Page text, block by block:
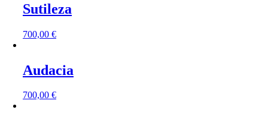
Sutileza
700,00 €
Audacia
700,00 €